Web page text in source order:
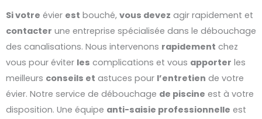
Si votre évier est bouché, vous devez agir rapidement et
contacter une entreprise spécialisée dans le débouchage
des canalisations. Nous intervenons rapidement chez
vous pour éviter les complications et vous apporter les
meilleurs conseils et astuces pour l’entretien de votre
évier. Notre service de débouchage de piscine est à votre
disposition. Une équipe anti-saisie professionnelle est